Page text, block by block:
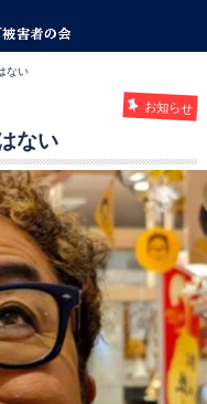
ない
お知らせ
ない